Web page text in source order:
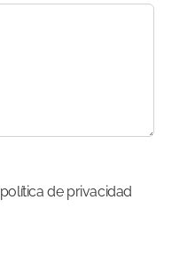
política de privacidad